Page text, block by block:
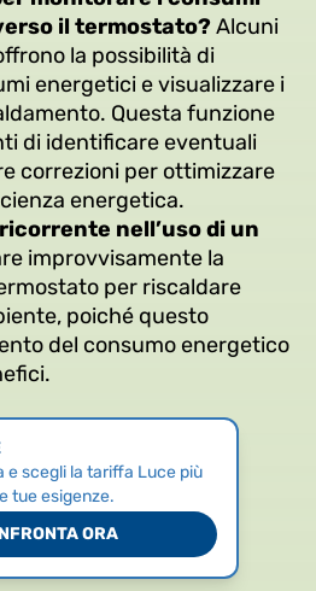
il termostato?Alcuni
la possibilità di
energetici e visualizzare i
Questa funzione
di identificare eventuali
correzioni per ottimizzare
energetica.
nell’uso di un
improvvisamente la
per riscaldare
poiché questo
del consumo energetico
e scegli la tariffa Luce più
tue esigenze.
ORA